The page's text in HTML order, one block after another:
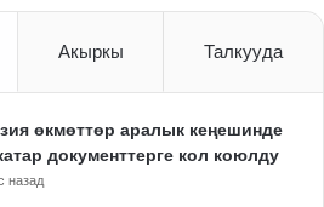
Акыркы Талкууда
өкмөттөр аралык кеңешинде
документтерге кол коюлду
назад